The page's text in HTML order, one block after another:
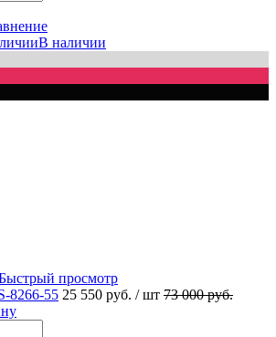
В наличии
просмотр
8266-55 25 550 руб. / шт 73 000 руб.